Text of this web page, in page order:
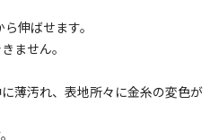
伸ばせます。
ません。
薄汚れ、表地所々に金糸の変色が